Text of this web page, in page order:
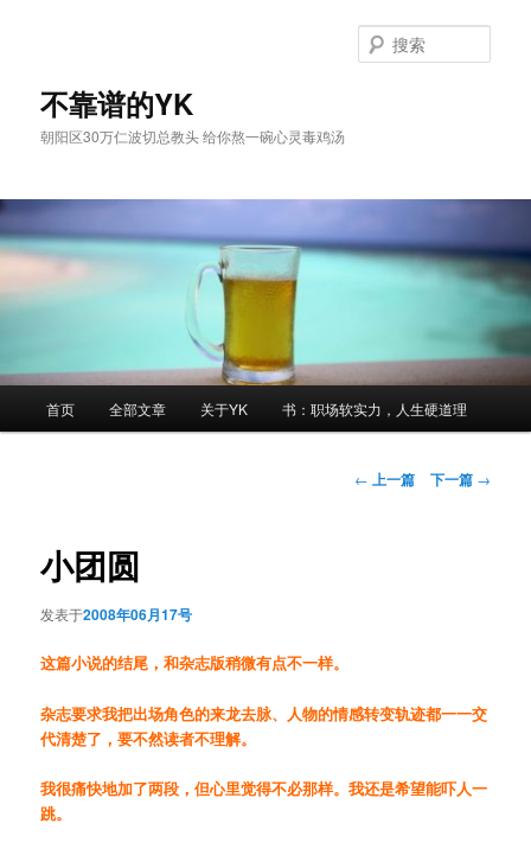
不靠谱的YK
朝阳区30万仁波切总教头 给你熬一碗心灵毒鸡汤
索
首页 全部文章 关于YK 书：职场软实力，人生硬道理
文← 上一篇 下一篇 →
小团圆
发表于2008年06月17号
这篇小说的结尾，和杂志版稍微有点不一样。
杂志要求我把出场角色的来龙去脉、人物的情感转变轨迹都一一交
代清楚了，要不然读者不理解。
我很痛快地加了两段，但心里觉得不必那样。我还是希望能吓人一
跳。